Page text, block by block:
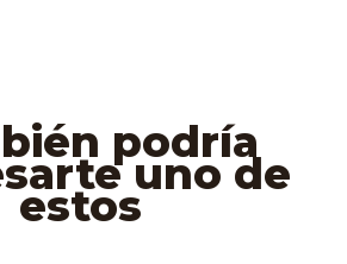
podría
uno de
estos